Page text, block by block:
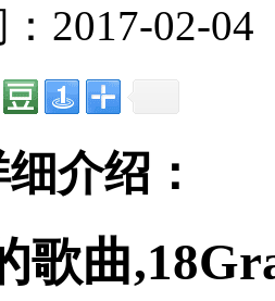
2017-02-04
介绍：
歌曲